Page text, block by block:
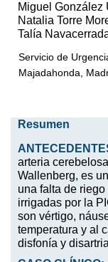
Miguel González
Natalia Torre
Talía
Servicio de
Majadahonda,
Resumen
arteria
Wallenberg, es
una falta de
irrigadas por la
son vértigo,
temperatura y al
disfonía y